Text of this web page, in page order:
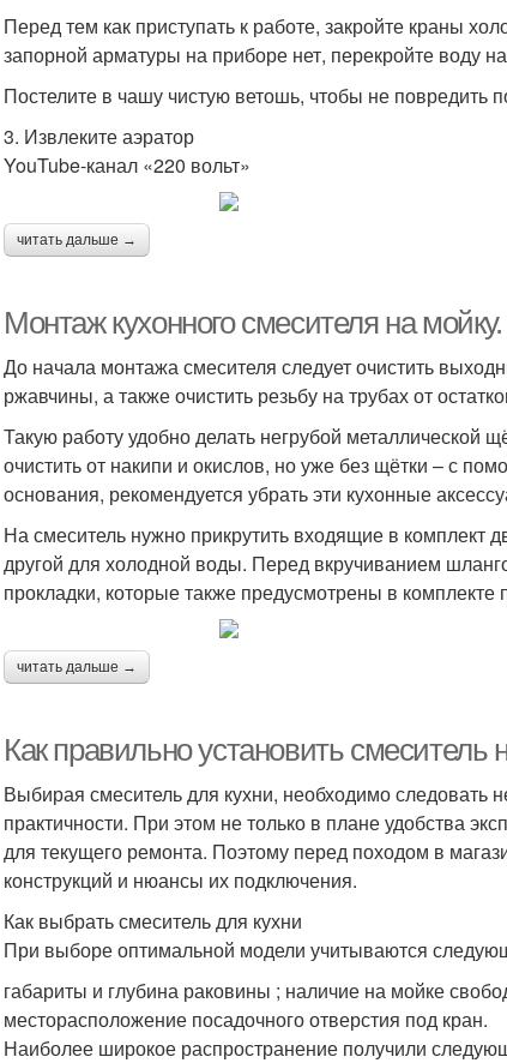
Перед тем как приступать к работе, закройте краны
запорной арматуры на приборе нет, перекройте воду
Постелите в чашу чистую ветошь, чтобы не повредить
3. Извлеките аэратор
YouTube‑канал «220 вольт»
читать дальше →
Монтаж кухонного смесителя на
До начала монтажа смесителя следует очистить
ржавчины, а также очистить резьбу на трубах от
Такую работу удобно делать негрубой металлической
очистить от накипи и окислов, но уже без щётки – с
основания, рекомендуется убрать эти кухонные
На смеситель нужно прикрутить входящие в комплект
другой для холодной воды. Перед вкручиванием
прокладки, которые также предусмотрены в комплекте
читать дальше →
Как правильно установить
Выбирая смеситель для кухни, необходимо следовать
практичности. При этом не только в плане удобства
для текущего ремонта. Поэтому перед походом в
конструкций и нюансы их подключения.
Как выбрать смеситель для кухни
При выборе оптимальной модели учитываются
габариты и глубина раковины ; наличие на мойке
месторасположение посадочного отверстия под кран.
Наиболее широкое распространение получили